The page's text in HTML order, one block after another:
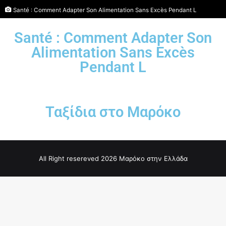
Santé : Comment Adapter Son Alimentation Sans Excès Pendant L
Santé : Comment Adapter Son
Alimentation Sans Excès
Pendant L
Ταξίδια στο Μαρόκο
All Right resereved 2026 Μαρόκο στην Ελλάδα